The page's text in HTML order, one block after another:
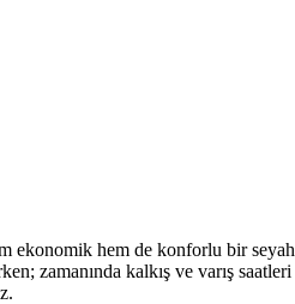
ekonomik hem de konforlu bir
zamanında kalkış ve varış saatleri